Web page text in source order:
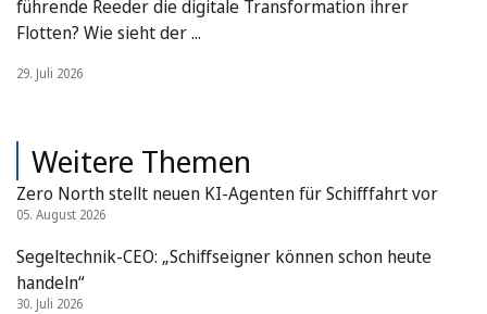
führende Reeder die digitale Transformation ihrer
Flotten? Wie sieht der ...
29. Juli 2026
Weitere Themen
Zero North stellt neuen KI-Agenten für Schifffahrt vor
05. August 2026
Segeltechnik-CEO: „Schiffseigner können schon heute
handeln“
30. Juli 2026